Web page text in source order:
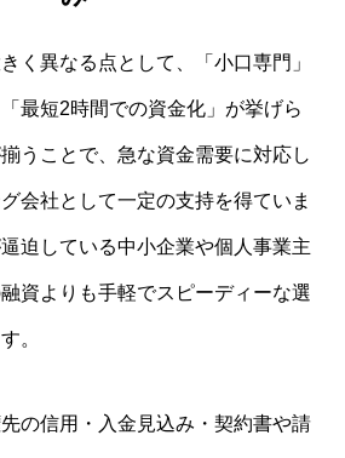
く異なる点として、「小口専⾨」
最短2時間での資金化」が挙げら
うことで、急な資金需要に対応し
会社として一定の支持を得ていま
迫している中小企業や個人事業主
資よりも手軽でスピーディーな選
。
の信用・入金見込み・契約書や請